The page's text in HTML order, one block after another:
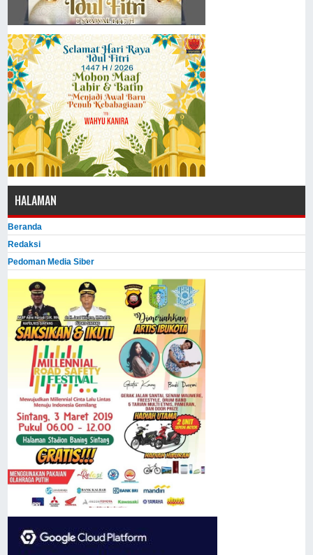
HALAMAN
Beranda
Redaksi
Pedoman Media Siber